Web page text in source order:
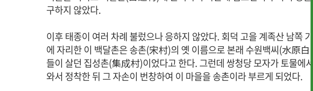
· 개인정보처리방침
· 행사사진 · 개선의견 제
구하지 않았다.
이후 태종이 여러 차례 불렀으나 응하지 않았다. 회덕 고을 계족산 남쪽
에 자리한 이 백달촌은 송촌(宋村)의 옛 이름으로 본래 수원백씨(水原
들이 살던 집성촌(集成村)이었다고 한다. 그런데 쌍청당 모자가 토물에
와서 정착한 뒤 그 자손이 번창하여 이 마을을 송촌이라 부르게 되었다.